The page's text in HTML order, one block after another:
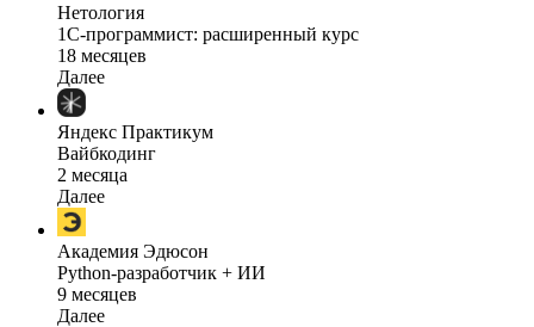
Нетология
1C-программист: расширенный курс
18 месяцев
Далее
Яндекс Практикум
Вайбкодинг
2 месяца
Далее
Академия Эдюсон
Python-разработчик + ИИ
9 месяцев
Далее